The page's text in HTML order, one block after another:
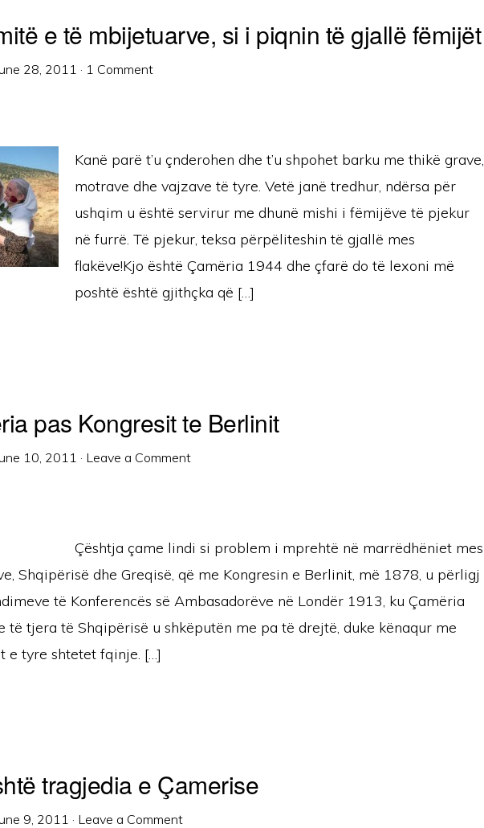
e të mbijetuarve, si i piqnin të gjallë fëmijët
28, 2011 · 1 Comment
Kanë parë t’u çnderohen dhe t’u shpohet barku me thikë grave,
motrave dhe vajzave të tyre. Vetë janë tredhur, ndërsa për
ushqim u është servirur me dhunë mishi i fëmijëve të pjekur
në furrë. Të pjekur, teksa përpëliteshin të gjallë mes
flakëve!Kjo është Çamëria 1944 dhe çfarë do të lexoni më
poshtë është gjithçka që […]
pas Kongresit te Berlinit
10, 2011 · Leave a Comment
Çështja çame lindi si problem i mprehtë në marrëdhëniet mes
Shqipërisë dhe Greqisë, që me Kongresin e Berlinit, më 1878, u përligj
të Konferencës së Ambasadorëve në Londër 1913, ku Çamëria
të tjera të Shqipërisë u shkëputën me pa të drejtë, duke kënaqur me
e tyre shtetet fqinje. […]
tragjedia e Çamerise
9, 2011 · Leave a Comment